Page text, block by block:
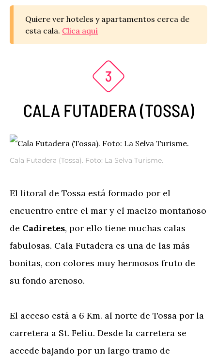
Quiere ver hoteles y apartamentos cerca de
esta cala. Clica aquí
CALA FUTADERA (TOSSA)
Cala Futadera (Tossa). Foto: La Selva Turisme.
El litoral de Tossa está formado por el
encuentro entre el mar y el macizo montañoso
de Cadiretes, por ello tiene muchas calas
fabulosas. Cala Futadera es una de las más
bonitas, con colores muy hermosos fruto de
su fondo arenoso.
El acceso está a 6 Km. al norte de Tossa por la
carretera a St. Feliu. Desde la carretera se
accede bajando por un largo tramo de